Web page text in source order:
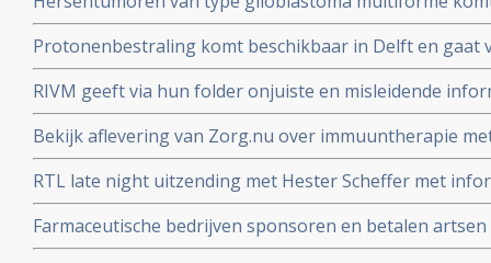
voor terwijl laaggradige vormen van hersentumoren
mobiele telefoons?
Protonenbestraling komt beschikbaar in Delft en gaat
vergoed worden
RIVM geeft via hun folder onjuiste en misleidende
darmkankeronderzoek onder de Nederlandse
Bekijk aflevering van Zorg.nu over immuuntherapie
Schumacher d.d. 1 novermber 2016
RTL late night uitzending met Hester Scheffer met
irreversible electroporation
Farmaceutische bedrijven sponsoren en betalen
jaren. Onafhankelijkheid van artsen en